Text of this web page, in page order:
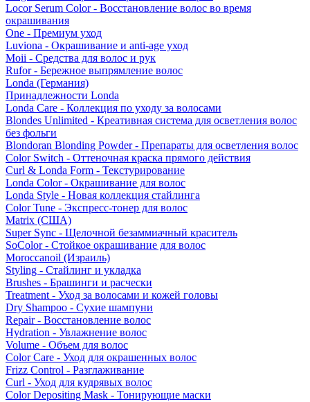
Locor Serum Color - Восстановление волос во время
окрашивания
One - Премиум уход
Luviona - Окрашивание и anti-age уход
Moii - Средства для волос и рук
Rufor - Бережное выпрямление волос
Londa (Германия)
Принадлежности Londa
Londa Care - Коллекция по уходу за волосами
Blondes Unlimited - Креативная система для осветления волос
без фольги
Blondoran Blonding Powder - Препараты для осветления волос
Color Switch - Оттеночная краска прямого действия
Curl & Londa Form - Текстурирование
Londa Color - Окрашивание для волос
Londa Style - Новая коллекция стайлинга
Color Tune - Экспресс-тонер для волос
Matrix (США)
Super Sync - Щелочной безаммиачный краситель
SoColor - Стойкое окрашивание для волос
Moroccanoil (Израиль)
Styling - Стайлинг и укладка
Brushes - Брашинги и расчески
Treatment - Уход за волосами и кожей головы
Dry Shampoo - Сухие шампуни
Repair - Восстановление волос
Hydration - Увлажнение волос
Volume - Объем для волос
Color Care - Уход для окрашенных волос
Frizz Control - Разглаживание
Curl - Уход для кудрявых волос
Color Depositing Mask - Тонирующие маски